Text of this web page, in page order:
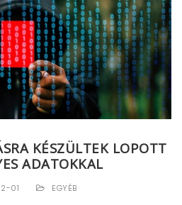
KÉSZÜLTEK LOPOTT
ADATOKKAL
01 EGYÉB